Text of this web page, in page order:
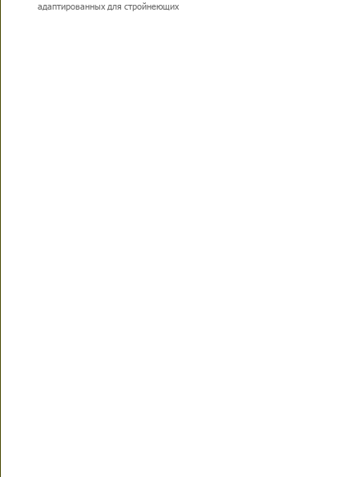
адаптированных для стройнеющих